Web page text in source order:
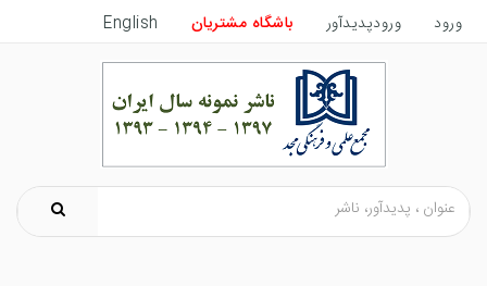
ورود ورودپدیدآور باشگاه مشتریان English